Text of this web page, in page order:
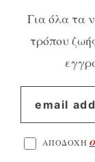
Για όλα τα
τρόπου
ΑΠΟΔΟΧΗ